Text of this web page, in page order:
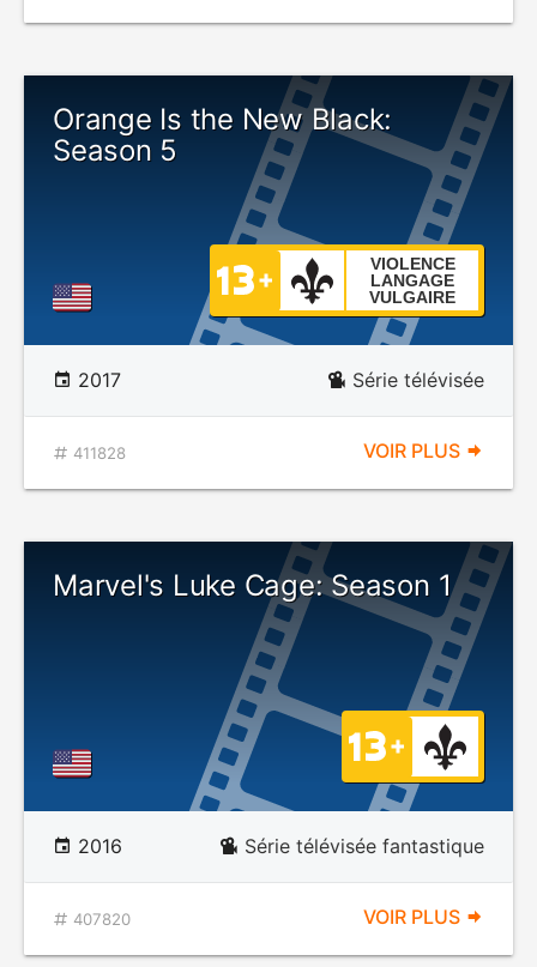
Orange Is the New Black:
Season 5
VIOLENCE
LANGAGE
VULGAIRE
2017 Série télévisée
411828 VOIR PLUS
Marvel's Luke Cage: Season 1
2016 Série télévisée fantastique
407820 VOIR PLUS